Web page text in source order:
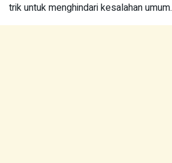
trik untuk menghindari kesalahan umum.